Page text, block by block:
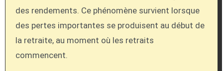
des rendements. Ce phénomène survient lorsque
des pertes importantes se produisent au début de
la retraite, au moment où les retraits
commencent.